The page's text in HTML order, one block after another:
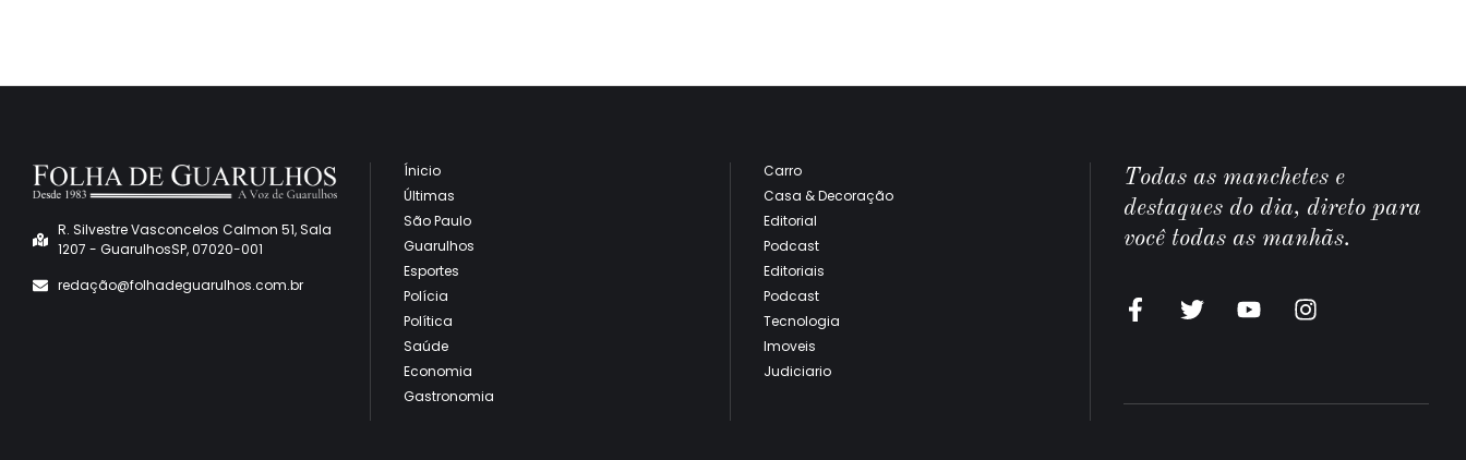
R. Silvestre Vasconcelos Calmon 51, Sala
1207 - GuarulhosSP, 07020-001
redação@folhadeguarulhos.com.br
Ínicio
Últimas
São Paulo
Guarulhos
Esportes
Polícia
Política
Saúde
Economia
Gastronomia
Carro
Casa & Decoração
Editorial
Podcast
Editoriais
Podcast
Tecnologia
Imoveis
Judiciario
Todas as manchetes e
destaques do dia, direto para
você todas as manhãs.